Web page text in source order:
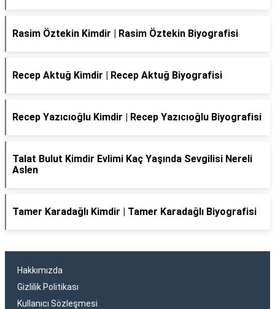
Rasim Öztekin Kimdir | Rasim Öztekin Biyografisi
Recep Aktuğ Kimdir | Recep Aktuğ Biyografisi
Recep Yazıcıoğlu Kimdir | Recep Yazıcıoğlu Biyografisi
Talat Bulut Kimdir Evlimi Kaç Yaşında Sevgilisi Nereli
Aslen
Tamer Karadağlı Kimdir | Tamer Karadağlı Biyografisi
Hakkımızda
Gizlilik Politikası
Kullanıcı Sözleşmesi